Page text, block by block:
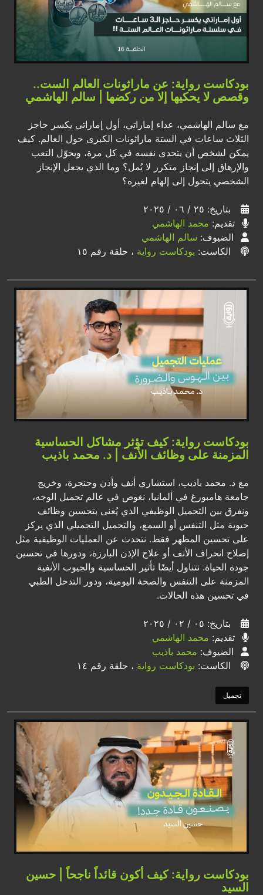
بودكاست رواية: عن ماراثونات العالم الست..
وقصص لا يحكيها إلا من ركضها | سالم الهاشمي
مع سالم الهاشمي، عداء إماراتي، أول إماراتي يكسر حاجز
الثلاث ساعات في الستة ماراثونات الكبرى حول العالم. كيف
يمكن لشخص أن يتحدى نفسه في كل مرة، ويحوّل التعب
والإرهاق إلى إنجاز متكرر لا يُمل؟ وما الذي يجعل الإنجاز
الشخصي يتحول إلى إلهام لغيره؟
بتاريخ: ٢٥ / ٠٦ / ٢٠٢٥
تقديم: محمد الهاشمي
الضيوف: سالم الهاشمي
الكاست: بودكاست رواية ، حلقة رقم ١٥
بودكاست رواية: كيف تؤثر مشاكل الحساسية
المزمنة على وظائف الأنف | د. محمد باذيب
مع د. محمد باذيب، استشاري أنف وأذن وحنجرة، وخريج
جامعة هامبورغ في ألمانيا، نغوص في عالم تجميل الوجه،
ونفرق بين التجميل الوظيفي الذي يُعنى بتحسين وظائف
حيوية مثل التنفس أو السمع، والتجميل التجميلي الذي يركز
على تحسين المظهر فقط. نتحدث عن العمليات الوظيفية مثل
إصلاح انحراف الأنف أو علاج الإذن البارزة، ودورها في تحسين
جودة الحياة. نتناول أيضًا تأثير الحساسية والجيوب الأنفية
المزمنة على التنفس والصحة اليومية، ودور التدخل الطبي
في تحسين هذه الحالات.
بتاريخ: ٠٥ / ٠٢ / ٢٠٢٥
تقديم: محمد الهاشمي
الضيوف: محمد باذيب
الكاست: بودكاست رواية ، حلقة رقم ١٤
تجميل
بودكاست رواية: كيف أكون قائداً ناجحاً | حسين
السيد